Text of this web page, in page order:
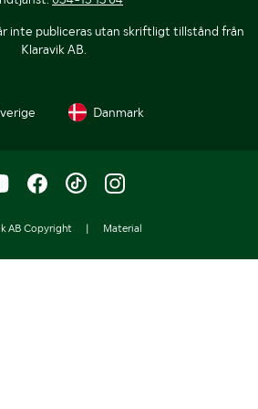
inte publiceras utan skriftligt tillstånd från
Klaravik AB.
Danmark
AB Copyright | Material